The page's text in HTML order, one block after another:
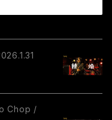
Koenji ShowBoat / 2026.1.31
Chop /